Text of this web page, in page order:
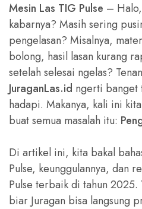
Mesin Las TIG Pulse –
kabarnya? Masih sering
pengelasan? Misalnya,
bolong, hasil lasan kurang
setelah selesai ngelas?
JuraganLas.id ngerti banget
hadapi. Makanya, kali ini
buat semua masalah itu:
Di artikel ini, kita bakal
Pulse, keunggulannya, dan
Pulse terbaik di tahun 2025.
biar Juragan bisa langsung